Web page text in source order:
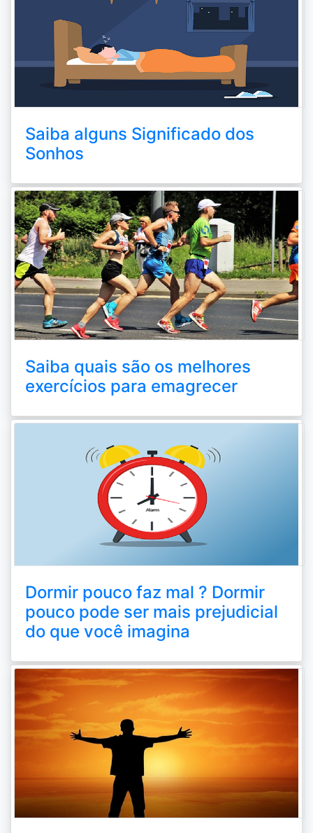
Saiba alguns Significado dos
Sonhos
Saiba quais são os melhores
exercícios para emagrecer
Dormir pouco faz mal ? Dormir
pouco pode ser mais prejudicial
do que você imagina